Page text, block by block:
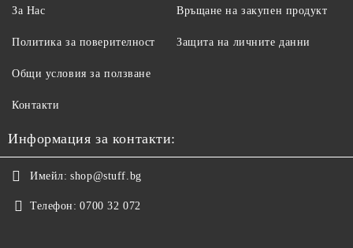
За Нас
Политика за поверителност
Общи условия за ползване
Контакти
Връщане на закупен продукт
Защита на личните данни
Информация за контакти:
Имейл: shop@stuff.bg
Телефон: 0700 32 072